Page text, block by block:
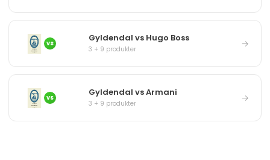
VS Gyldendal vs Hugo Boss
3 + 9 produkter →
VS Gyldendal vs Armani
3 + 9 produkter →